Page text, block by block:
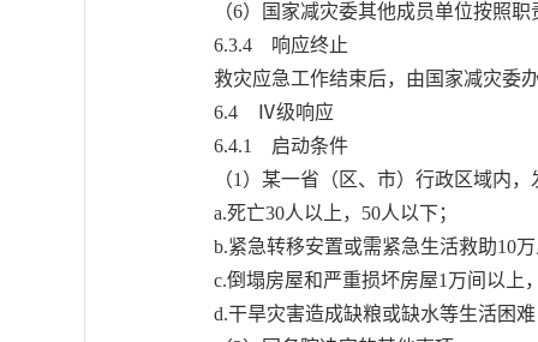
（6）国家减灾委其他成员单位按照职
6.3.4 响应终止
救灾应急工作结束后，由国家减灾委
6.4 Ⅳ级响应
6.4.1 启动条件
（1）某一省（区、市）行政区域内，
a.死亡30人以上，50人以下；
b.紧急转移安置或需紧急生活救助10万
c.倒塌房屋和严重损坏房屋1万间以上
d.干旱灾害造成缺粮或缺水等生活困难